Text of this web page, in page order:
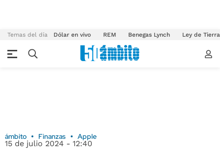
Temas del día Dólar en vivo REM Benegas Lynch Ley de
ámbito Finanzas Apple
15 de julio 2024 - 12:40